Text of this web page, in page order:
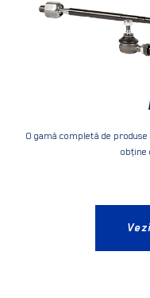
O gamă completă de
obţine